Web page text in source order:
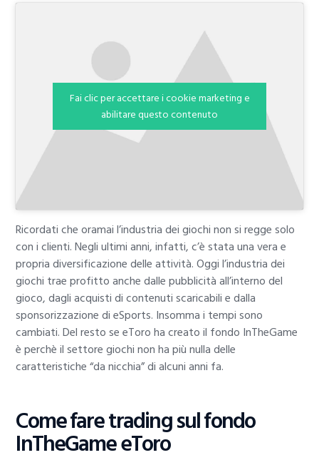
Fai clic per accettare i cookie marketing e
abilitare questo contenuto
Ricordati che oramai l’industria dei giochi non si regge solo
con i clienti. Negli ultimi anni, infatti, c’è stata una vera e
propria diversificazione delle attività. Oggi l’industria dei
giochi trae profitto anche dalle pubblicità all’interno del
gioco, dagli acquisti di contenuti scaricabili e dalla
sponsorizzazione di eSports. Insomma i tempi sono
cambiati. Del resto se eToro ha creato il fondo InTheGame
è perchè il settore giochi non ha più nulla delle
caratteristiche “da nicchia” di alcuni anni fa.
Come fare trading sul fondo
InTheGame eToro